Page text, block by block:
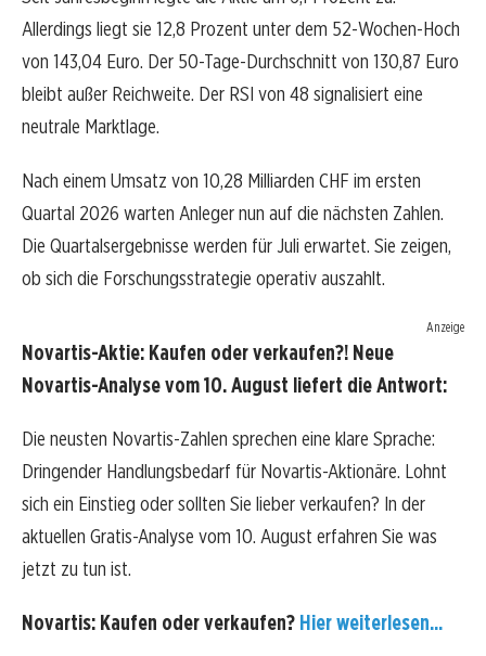
Allerdings liegt sie 12,8 Prozent unter dem 52-Wochen-Hoch
von 143,04 Euro. Der 50-Tage-Durchschnitt von 130,87 Euro
bleibt außer Reichweite. Der RSI von 48 signalisiert eine
neutrale Marktlage.
Nach einem Umsatz von 10,28 Milliarden CHF im ersten
Quartal 2026 warten Anleger nun auf die nächsten Zahlen.
Die Quartalsergebnisse werden für Juli erwartet. Sie zeigen,
ob sich die Forschungsstrategie operativ auszahlt.
Anzeige
Novartis-Aktie: Kaufen oder verkaufen?! Neue
Novartis-Analyse vom 10. August liefert die Antwort:
Die neusten Novartis-Zahlen sprechen eine klare Sprache:
Dringender Handlungsbedarf für Novartis-Aktionäre. Lohnt
sich ein Einstieg oder sollten Sie lieber verkaufen? In der
aktuellen Gratis-Analyse vom 10. August erfahren Sie was
jetzt zu tun ist.
Novartis: Kaufen oder verkaufen? Hier weiterlesen...